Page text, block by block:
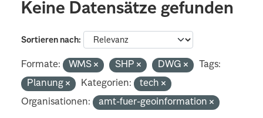
Keine Datensätze gefunden
Sortieren nach
Formate: WMS SHP DWG
Tags:
Planung
Kategorien:
tech
Organisationen:
amt-fuer-geoinformation